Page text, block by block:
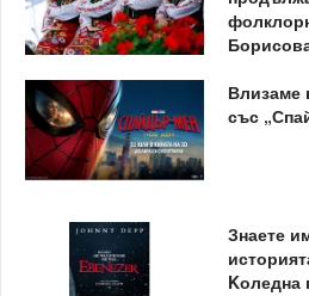
Влизаме
със
Знаете
Kоледна